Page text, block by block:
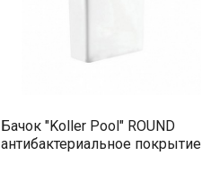
Бачок "Koller Pool" ROUND
антибактериальное покрытие